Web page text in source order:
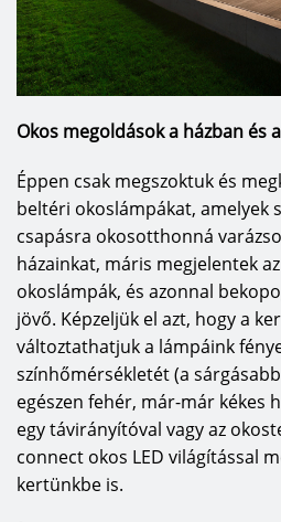
termékeket. A cég történelmi múltja
amikor Ludwig Obwieser
villamossági szaküzletet EGLO
egyre népszerűbbé váltak az EGLO
piacon. Mára már 60 leányvállalat
és több mint 132 országban
Európában, hanem Kínában,
LUX Kft. – mint az EGLO egyik
el a működését Dunakeszin, és
EGLO gyár Pásztón, ahol mára már
gyártása történik naponta. A
bemutatóterem Dunakeszin
Budapesten, majd 2020-ban
nyitott. Ezekben az üzletekben,
SHOP partnerüzletekben az EGLO
Okos megoldások a házban és
Éppen csak megszoktuk és
beltéri okoslámpákat, amelyek
csapásra okosotthonná
házainkat, máris megjelentek
okoslámpák, és azonnal
jövő. Képzeljük el azt, hogy a
változtathatjuk a lámpáink
színhőmérsékletét (a
egészen fehér, már-már kékes
egy távirányítóval vagy az
connect okos LED világítással
kertünkbe is.